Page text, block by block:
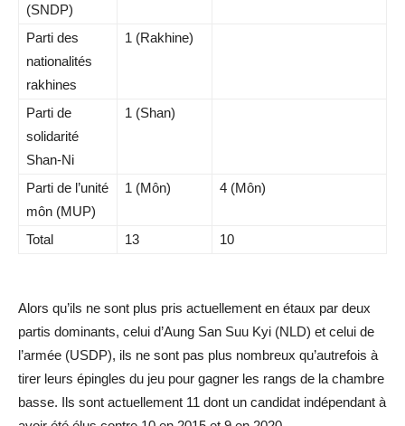
(SNDP)
Parti des
nationalités
rakhines
1 (Rakhine)
Parti de
solidarité
Shan-Ni
1 (Shan)
Parti de l’unité
môn (MUP)
1 (Môn) 4 (Môn)
Total 13 10
Alors qu’ils ne sont plus pris actuellement en étaux par deux
partis dominants, celui d’Aung San Suu Kyi (NLD) et celui de
l’armée (USDP), ils ne sont pas plus nombreux qu’autrefois à
tirer leurs épingles du jeu pour gagner les rangs de la chambre
basse. Ils sont actuellement 11 dont un candidat indépendant à